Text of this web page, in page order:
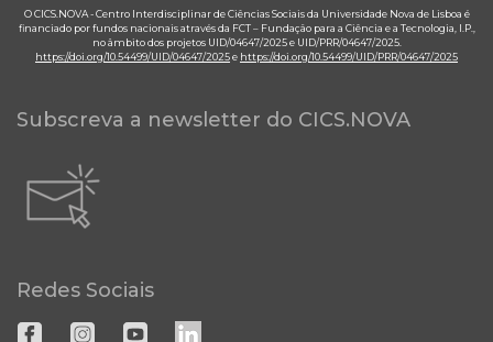
O CICS.NOVA - Centro Interdisciplinar de Ciências Sociais da Universidade Nova de Lisboa é
financiado por fundos nacionais através da FCT – Fundação para a Ciência e a Tecnologia, I.P.,
no âmbito dos projetos UID/04647/2025 e UID/PRR/04647/2025.
https://doi.org/10.54499/UID/04647/2025e https://doi.org/10.54499/UID/PRR/04647/2025
Subscreva a newsletter do CICS.NOVA
Redes Sociais